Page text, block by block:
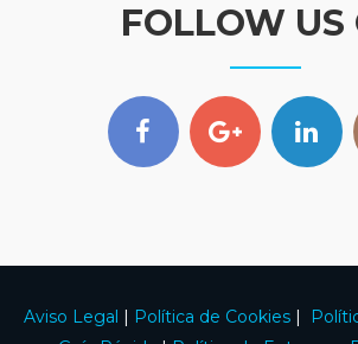
FOLLOW US
Aviso Legal | Política de Cookies |